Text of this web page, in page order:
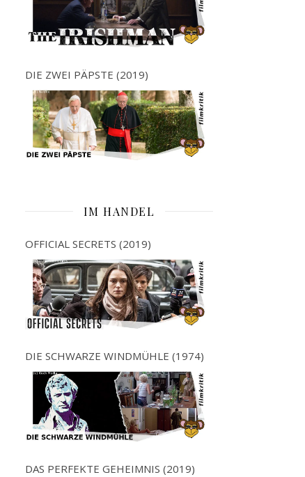
DIE ZWEI PÄPSTE (2019)
IM HANDEL
OFFICIAL SECRETS (2019)
DIE SCHWARZE WINDMÜHLE (1974)
DAS PERFEKTE GEHEIMNIS (2019)